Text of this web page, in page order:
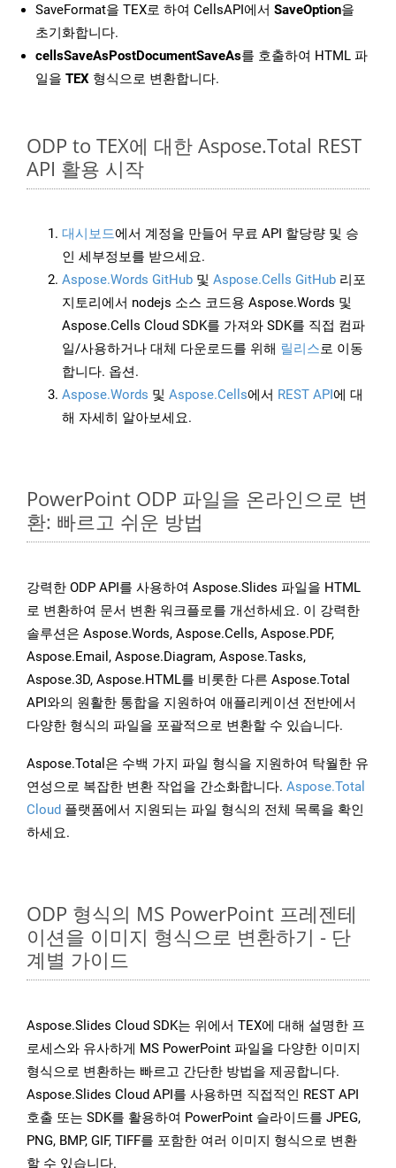
SaveFormat을 TEX로 하여 CellsAPI에서 SaveOption을
초기화합니다.
cellsSaveAsPostDocumentSaveAs를 호출하여 HTML 파
일을 TEX 형식으로 변환합니다.
ODP to TEX에 대한 Aspose.Total REST
API 활용 시작
대시보드에서 계정을 만들어 무료 API 할당량 및 승
인 세부정보를 받으세요.
Aspose.Words GitHub 및 Aspose.Cells GitHub 리포
지토리에서 nodejs 소스 코드용 Aspose.Words 및
Aspose.Cells Cloud SDK를 가져와 SDK를 직접 컴파
일/사용하거나 대체 다운로드를 위해 릴리스로 이동
합니다. 옵션.
Aspose.Words 및 Aspose.Cells에서 REST API에 대
해 자세히 알아보세요.
PowerPoint ODP 파일을 온라인으로 변
환: 빠르고 쉬운 방법
강력한 ODP API를 사용하여 Aspose.Slides 파일을 HTML
로 변환하여 문서 변환 워크플로를 개선하세요. 이 강력한
솔루션은 Aspose.Words, Aspose.Cells, Aspose.PDF,
Aspose.Email, Aspose.Diagram, Aspose.Tasks,
Aspose.3D, Aspose.HTML를 비롯한 다른 Aspose.Total
API와의 원활한 통합을 지원하여 애플리케이션 전반에서
다양한 형식의 파일을 포괄적으로 변환할 수 있습니다.
Aspose.Total은 수백 가지 파일 형식을 지원하여 탁월한 유
연성으로 복잡한 변환 작업을 간소화합니다. Aspose.Total
Cloud 플랫폼에서 지원되는 파일 형식의 전체 목록을 확인
하세요.
ODP 형식의 MS PowerPoint 프레젠테
이션을 이미지 형식으로 변환하기 - 단
계별 가이드
Aspose.Slides Cloud SDK는 위에서 TEX에 대해 설명한 프
로세스와 유사하게 MS PowerPoint 파일을 다양한 이미지
형식으로 변환하는 빠르고 간단한 방법을 제공합니다.
Aspose.Slides Cloud API를 사용하면 직접적인 REST API
호출 또는 SDK를 활용하여 PowerPoint 슬라이드를 JPEG,
PNG, BMP, GIF, TIFF를 포함한 여러 이미지 형식으로 변환
할 수 있습니다.